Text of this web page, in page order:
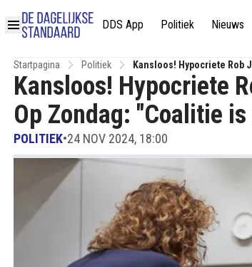
DDS App Politiek Nieuws
Startpagina Politiek
Kansloos! Hypocriete Rob
Bezig!"
Kansloos! Hypocriete
Op Zondag: "Coalitie
POLITIEK•24 NOV 2024, 18:00